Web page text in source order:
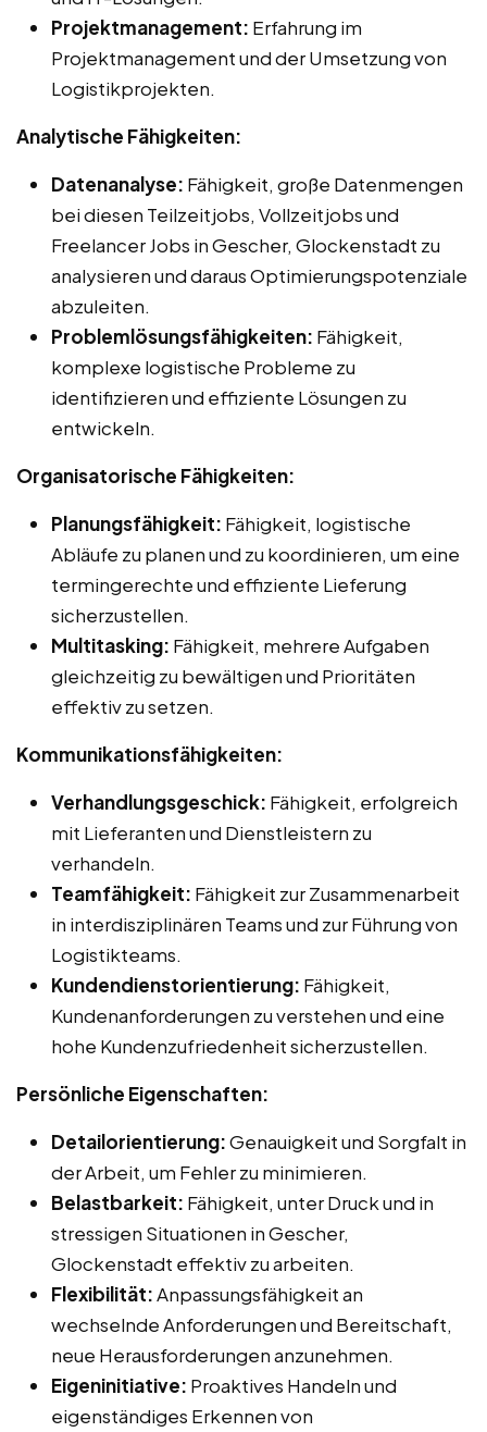
Projektmanagement: Erfahrung im
Projektmanagement und der Umsetzung von
Logistikprojekten.
Analytische Fähigkeiten:
Datenanalyse: Fähigkeit, große Datenmengen
bei diesen Teilzeitjobs, Vollzeitjobs und
Freelancer Jobs in Gescher, Glockenstadt zu
analysieren und daraus Optimierungspotenziale
abzuleiten.
Problemlösungsfähigkeiten: Fähigkeit,
komplexe logistische Probleme zu
identifizieren und effiziente Lösungen zu
entwickeln.
Organisatorische Fähigkeiten:
Planungsfähigkeit: Fähigkeit, logistische
Abläufe zu planen und zu koordinieren, um eine
termingerechte und effiziente Lieferung
sicherzustellen.
Multitasking: Fähigkeit, mehrere Aufgaben
gleichzeitig zu bewältigen und Prioritäten
effektiv zu setzen.
Kommunikationsfähigkeiten:
Verhandlungsgeschick: Fähigkeit, erfolgreich
mit Lieferanten und Dienstleistern zu
verhandeln.
Teamfähigkeit: Fähigkeit zur Zusammenarbeit
in interdisziplinären Teams und zur Führung von
Logistikteams.
Kundendienstorientierung: Fähigkeit,
Kundenanforderungen zu verstehen und eine
hohe Kundenzufriedenheit sicherzustellen.
Persönliche Eigenschaften:
Detailorientierung:Genauigkeit und Sorgfalt in
der Arbeit, um Fehler zu minimieren.
Belastbarkeit: Fähigkeit, unter Druck und in
stressigen Situationen in Gescher,
Glockenstadt effektiv zu arbeiten.
Flexibilität:Anpassungsfähigkeit an
wechselnde Anforderungen und Bereitschaft,
neue Herausforderungen anzunehmen.
Eigeninitiative: Proaktives Handeln und
eigenständiges Erkennen von